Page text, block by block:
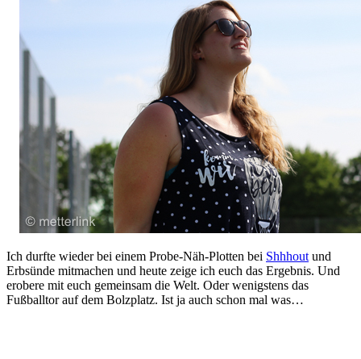
Ich durfte wieder bei einem Probe-Näh-Plotten bei Shhhout und
Erbsünde mitmachen und heute zeige ich euch das Ergebnis. Und
erobere mit euch gemeinsam die Welt. Oder wenigstens das
Fußballtor auf dem Bolzplatz. Ist ja auch schon mal was…